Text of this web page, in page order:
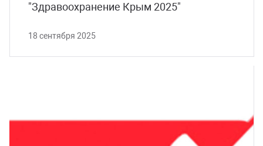
"Здравоохранение Крым 2025"
18 сентября 2025